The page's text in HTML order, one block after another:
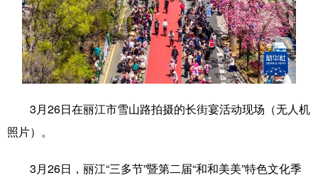
地方频道
北京 天津 河北 山西
辽宁 吉林 上海 江苏
浙江 安徽 福建 江西
山东
广东 广西 海南 重庆
3月26日在丽江市雪山路拍摄的长街宴活动现场（无人机
照片）。
3月26日，丽江“三多节”暨第二届“和和美美”特色文化季